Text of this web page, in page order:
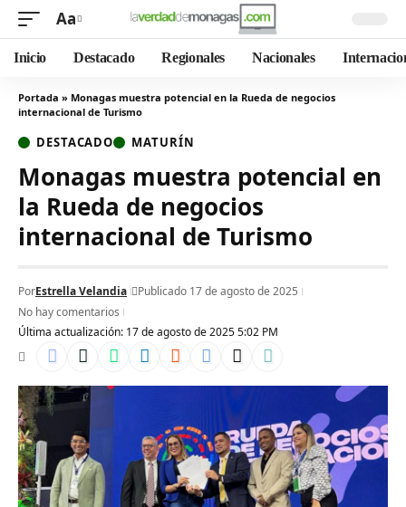
Aa
Inicio Destacado Regionales Nacionales
Portada » Monagas muestra potencial en la Rueda de negocios
internacional de Turismo
DESTACADO MATURÍN
Monagas muestra potencial en
la Rueda de negocios
internacional de Turismo
Última actualización: 17 de agosto de 2025 5:02 PM
PorEstrella Velandia
Publicado 17 de agosto de 2025
No hay comentarios